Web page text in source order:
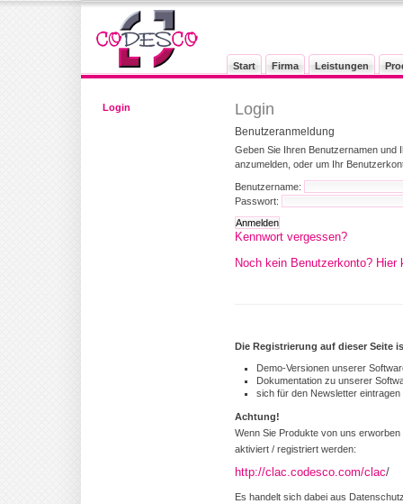
Start Firma Leistungen
Login Login
Benutzeranmeldung
Geben Sie Ihren Benutzernamen
anzumelden, oder um Ihr
Benutzername:
Passwort:
Kennwort vergessen?
Noch kein Benutzerkonto?
Die Registrierung auf dieser Seite
Demo-Versionen unserer
Dokumentation zu unserer
sich für den Newsletter eintragen
Achtung!
Wenn Sie Produkte von uns
aktiviert / registriert werden:
http://clac.codesco.com/clac/
Es handelt sich dabei aus